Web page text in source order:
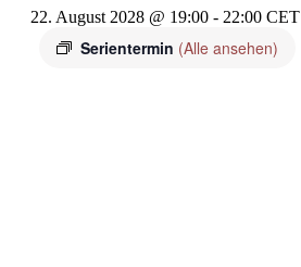
22. August 2028 @ 19:00 - 22:00 CET
Serientermin (Alle ansehen)